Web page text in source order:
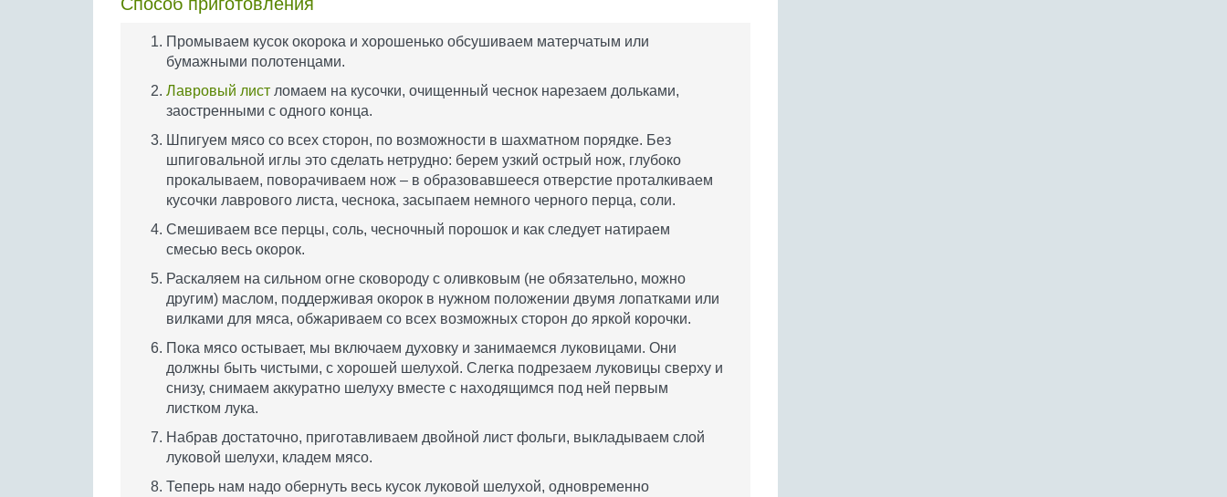
Промываем кусок окорока и хорошенько обсушиваем матерчатым или
бумажными полотенцами.
Лавровый лист ломаем на кусочки, очищенный чеснок нарезаем дольками,
заостренными с одного конца.
Шпигуем мясо со всех сторон, по возможности в шахматном порядке. Без
шпиговальной иглы это сделать нетрудно: берем узкий острый нож, глубоко
прокалываем, поворачиваем нож – в образовавшееся отверстие проталкиваем
кусочки лаврового листа, чеснока, засыпаем немного черного перца, соли.
Смешиваем все перцы, соль, чесночный порошок и как следует натираем
смесью весь окорок.
Раскаляем на сильном огне сковороду с оливковым (не обязательно, можно
другим) маслом, поддерживая окорок в нужном положении двумя лопатками или
вилками для мяса, обжариваем со всех возможных сторон до яркой корочки.
Пока мясо остывает, мы включаем духовку и занимаемся луковицами. Они
должны быть чистыми, с хорошей шелухой. Слегка подрезаем луковицы сверху и
снизу, снимаем аккуратно шелуху вместе с находящимся под ней первым
листком лука.
Набрав достаточно, приготавливаем двойной лист фольги, выкладываем слой
луковой шелухи, кладем мясо.
Теперь нам надо обернуть весь кусок луковой шелухой, одновременно